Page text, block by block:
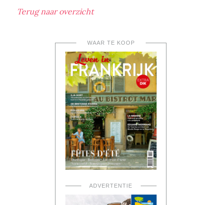
Terug naar overzicht
WAAR TE KOOP
ADVERTENTIE